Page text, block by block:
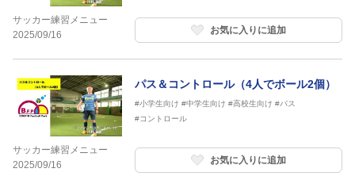
サッカー練習メニュー
2025/09/16
お気に入りに追加
サッカー練習メニュー
2025/09/16
パス＆コントロール（4人でボール2個）
#小学生向け #中学生向け #高校生向け #パス
#コントロール
お気に入りに追加